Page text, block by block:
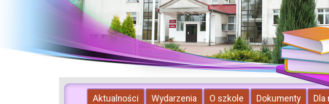
Aktualności Wydarzenia O szkole Dokumenty